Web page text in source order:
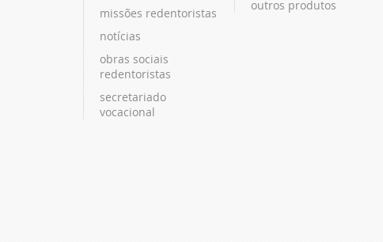
missões redentoristas
notícias
obras sociais
redentoristas
secretariado
vocacional
outros produtos